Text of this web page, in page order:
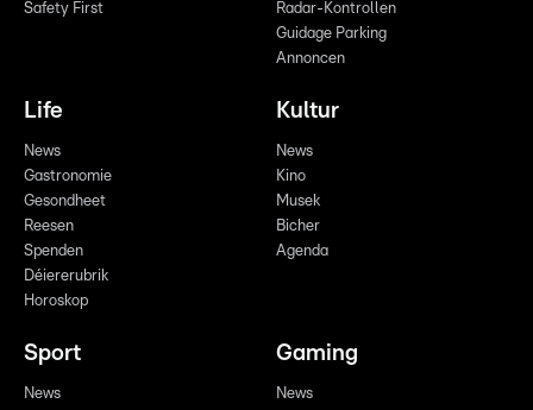
Safety First
Radar-Kontrollen
Guidage Parking
Annoncen
Life
News
Gastronomie
Gesondheet
Reesen
Spenden
Déiererubrik
Horoskop
Kultur
News
Kino
Musek
Bicher
Agenda
Sport
News
Gaming
News